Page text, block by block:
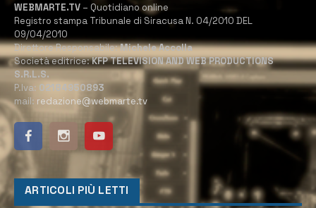
WEBMARTE.TV – Quotidiano online
Registro stampa Tribunale di Siracusa N. 04/2010 DEL
09/04/2010
Direttore Responsabile:Michele Accolla
Società editrice:KFP TELEVISION AND WEB PRODUCTIONS
S.R.L.S.
P.Iva: 02184950893
mail: redazione@webmarte.tv
ARTICOLI PIÙ LETTI